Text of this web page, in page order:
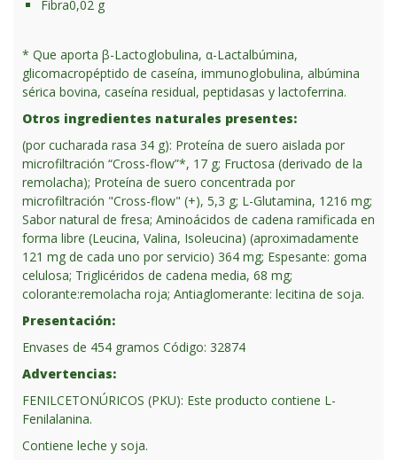
Fibra0,02 g
* Que aporta β-Lactoglobulina, α-Lactalbúmina,
glicomacropéptido de caseína, immunoglobulina, albúmina
sérica bovina, caseína residual, peptidasas y lactoferrina.
Otros ingredientes naturales presentes:
(por cucharada rasa 34 g): Proteína de suero aislada por
microfiltración “Cross-flow”*, 17 g; Fructosa (derivado de la
remolacha); Proteína de suero concentrada por
microfiltración "Cross-flow" (+), 5,3 g; L-Glutamina, 1216 mg;
Sabor natural de fresa; Aminoácidos de cadena ramificada en
forma libre (Leucina, Valina, Isoleucina) (aproximadamente
121 mg de cada uno por servicio) 364 mg; Espesante: goma
celulosa; Triglicéridos de cadena media, 68 mg;
colorante:remolacha roja; Antiaglomerante: lecitina de soja.
Presentación:
Envases de 454 gramos Código: 32874
Advertencias:
FENILCETONÚRICOS (PKU): Este producto contiene L-
Fenilalanina.
Contiene leche y soja.